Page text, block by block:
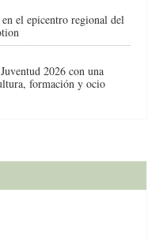
el epicentro regional del
2026 con una
formación y ocio